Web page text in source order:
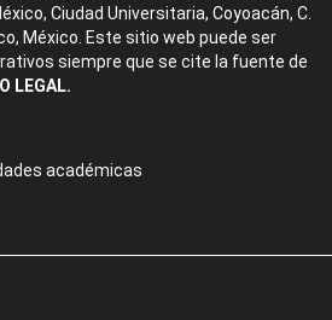
Ciudad Universitaria, Coyoacán, C.
México. Este sitio web puede ser
siempre que se cite la fuente de
LEGAL.
académicas